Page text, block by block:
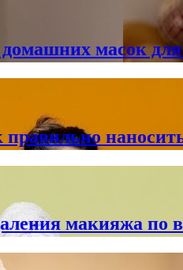
масок для
макияжа по